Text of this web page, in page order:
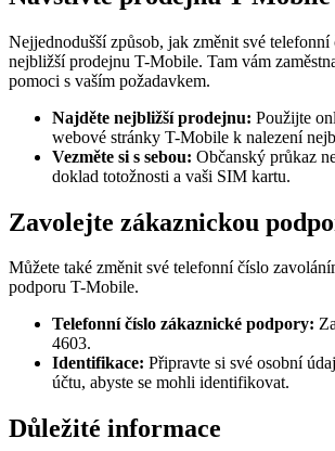
Nejjednodušší způsob, jak změnit své
nejbližší prodejnu T-Mobile. Tam vám
pomoci s vaším požadavkem.
Najděte nejbližší prodejnu: Použijte
webové stránky T-Mobile k nalezení
Vezměte si s sebou: Občanský průkaz
doklad totožnosti a vaši SIM kartu.
Zavolejte zákaznickou
Můžete také změnit své telefonní číslo
podporu T-Mobile.
Telefonní číslo zákaznické podpory:
4603.
Identifikace: Připravte si své osobní
účtu, abyste se mohli identifikovat.
Důležité informace